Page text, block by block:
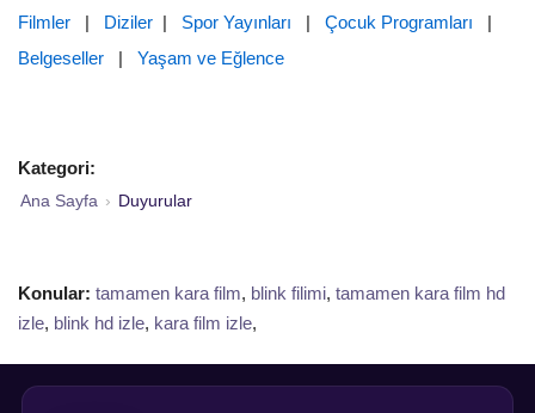
Filmler | Diziler | Spor Yayınları | Çocuk Programları |
Belgeseller | Yaşam ve Eğlence
Kategori:
Ana Sayfa › Duyurular
Konular: tamamen kara film, blink filimi, tamamen kara film hd
izle, blink hd izle, kara film izle,